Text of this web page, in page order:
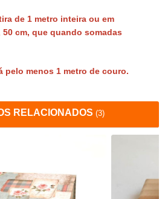
de 1 metro inteira ou em
50 cm, que quando somadas
pelo menos 1 metro de couro.
RELACIONADOS (3)